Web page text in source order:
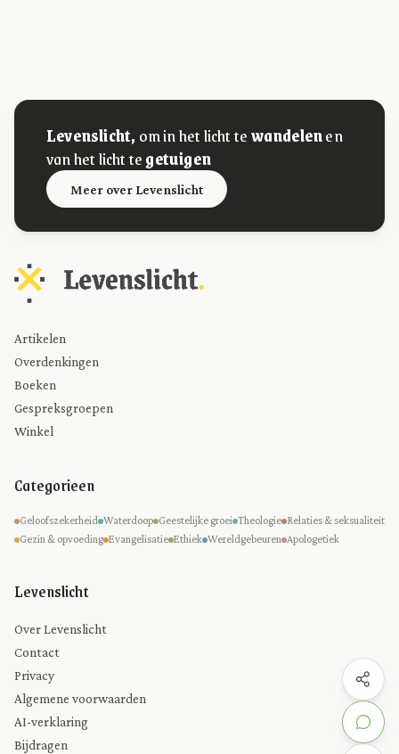
Levenslicht, om in het licht tewandelenen
van het licht tegetuigen
Meer over Levenslicht
Artikelen
Overdenkingen
Boeken
Gespreksgroepen
Winkel
Categorieen
Geloofszekerheid Waterdoop Geestelijke groei Theologie Relaties & seksualiteit
Gezin & opvoeding Evangelisatie Ethiek Wereldgebeuren Apologetiek
Levenslicht
Over Levenslicht
Contact
Privacy
Algemene voorwaarden
AI-verklaring
Bijdragen